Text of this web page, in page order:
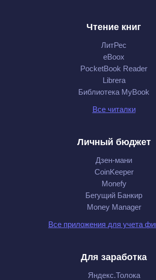
Чтение книг
ЛитРес
eBoox
PocketBook Reader
Librera
Библиотека MyBook
Все читалки
Личный бюджет
Дзен-мани
CoinKeeper
Monefy
Бегущий Банкир
Money Manager
Все приложения для учета
Для заработка
Яндекс.Толока